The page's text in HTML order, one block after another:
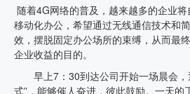
随着4G网络的普及，越来越多的企业
移动化办公，希望通过无线通信技术和
效，摆脱固定办公场所的束缚，从而最
企业收益的目的。
早上7：30到达公司开始一场晨会，
式”，能够催人奋进，彼此鼓励。一天